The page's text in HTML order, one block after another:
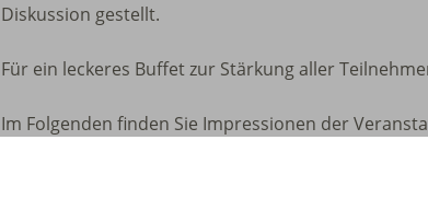
Diskussion gestellt.
Für ein leckeres Buffet zur Stärkung aller
Im Folgenden finden Sie Impressionen der